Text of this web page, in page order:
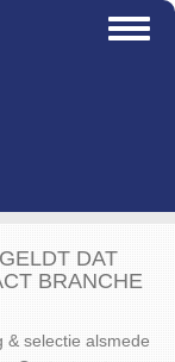
DAT
BRANCHE
& selectie alsmede